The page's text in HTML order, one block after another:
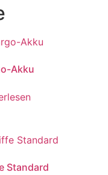
Akku
Standard